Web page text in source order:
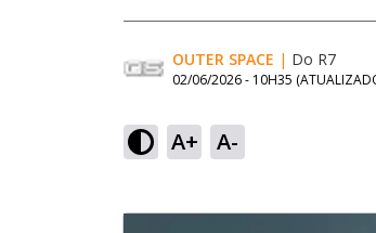
OUTER SPACE | Do R7
02/06/2026 - 10H35
A+ A-